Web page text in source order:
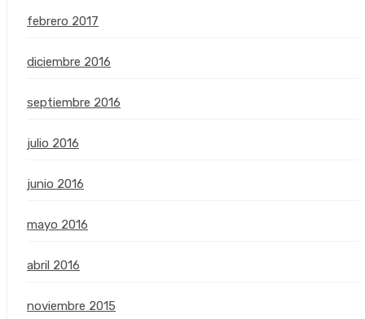
febrero 2017
diciembre 2016
septiembre 2016
julio 2016
junio 2016
mayo 2016
abril 2016
noviembre 2015